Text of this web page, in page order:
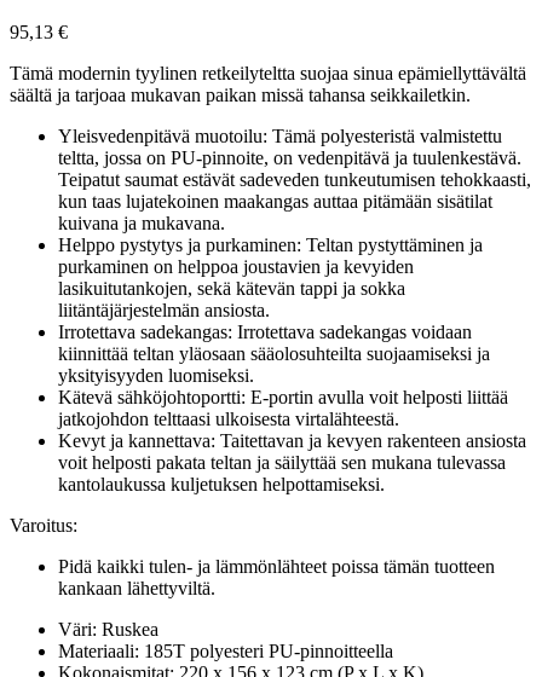
95,13 €
Tämä modernin tyylinen retkeilyteltta suojaa sinua epämiellyttävältä
säältä ja tarjoaa mukavan paikan missä tahansa seikkailetkin.
Yleisvedenpitävä muotoilu: Tämä polyesteristä valmistettu
teltta, jossa on PU-pinnoite, on vedenpitävä ja tuulenkestävä.
Teipatut saumat estävät sadeveden tunkeutumisen tehokkaasti,
kun taas lujatekoinen maakangas auttaa pitämään sisätilat
kuivana ja mukavana.
Helppo pystytys ja purkaminen: Teltan pystyttäminen ja
purkaminen on helppoa joustavien ja kevyiden
lasikuitutankojen, sekä kätevän tappi ja sokka
liitäntäjärjestelmän ansiosta.
Irrotettava sadekangas: Irrotettava sadekangas voidaan
kiinnittää teltan yläosaan sääolosuhteilta suojaamiseksi ja
yksityisyyden luomiseksi.
Kätevä sähköjohtoportti: E-portin avulla voit helposti liittää
jatkojohdon telttaasi ulkoisesta virtalähteestä.
Kevyt ja kannettava: Taitettavan ja kevyen rakenteen ansiosta
voit helposti pakata teltan ja säilyttää sen mukana tulevassa
kantolaukussa kuljetuksen helpottamiseksi.
Varoitus:
Pidä kaikki tulen- ja lämmönlähteet poissa tämän tuotteen
kankaan lähettyviltä.
Väri: Ruskea
Materiaali: 185T polyesteri PU-pinnoitteella